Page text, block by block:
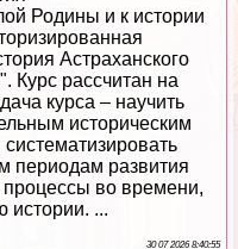
Родины и к истории
Астpaxaнского
Курс рассчитан на
курса – научить
историческим
периодам развития
процессы во времени,
истории. ...
30 07 2026 8:40:55